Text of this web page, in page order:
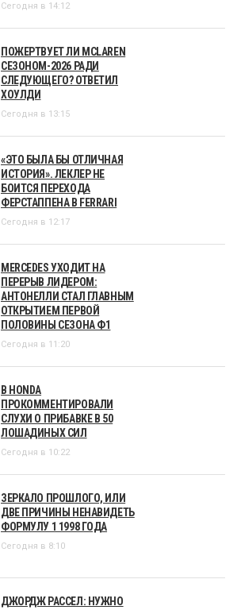
Сегодня в 14:12
ПОЖЕРТВУЕТ ЛИ MCLAREN
СЕЗОНОМ-2026 РАДИ
СЛЕДУЮЩЕГО? ОТВЕТИЛ
ХОУЛДИ
Сегодня в 13:15
«ЭТО БЫЛА БЫ ОТЛИЧНАЯ
ИСТОРИЯ». ЛЕКЛЕР НЕ
БОИТСЯ ПЕРЕХОДА
ФЕРСТАППЕНА В FERRARI
Сегодня в 12:17
MERCEDES УХОДИТ НА
ПЕРЕРЫВ ЛИДЕРОМ:
АНТОНЕЛЛИ СТАЛ ГЛАВНЫМ
ОТКРЫТИЕМ ПЕРВОЙ
ПОЛОВИНЫ СЕЗОНА Ф1
Сегодня в 11:20
В HONDA
ПРОКОММЕНТИРОВАЛИ
СЛУХИ О ПРИБАВКЕ В 50
ЛОШАДИНЫХ СИЛ
Сегодня в 10:22
ЗЕРКАЛО ПРОШЛОГО, ИЛИ
ДВЕ ПРИЧИНЫ НЕНАВИДЕТЬ
ФОРМУЛУ 1 1998 ГОДА
Сегодня в 8:10
ДЖОРДЖ РАССЕЛ: НУЖНО